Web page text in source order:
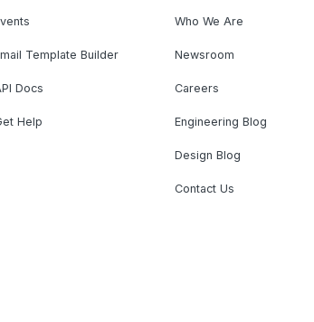
Template Builder
Docs
Help
Who We Are
Newsroom
Careers
Engineering Blog
Design Blog
Contact Us